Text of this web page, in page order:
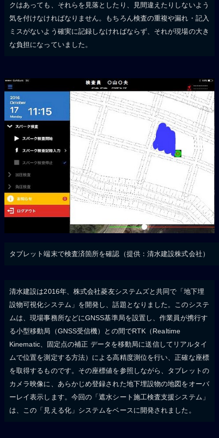
クはあっても、それらを見落としたり、見間違えたりしないよう
気を付けなければなりません。もちろん検査の重複や漏れ・記入
ミスがないよう確実に記録しなければならず、それが現場の大き
な負担になっていました。
タブレット端末で検査済箇所を確認（提供：清水建設株式会社）
清水建設は2016年、株式会社菱友システムズと共同で「地下埋
設物可視化システム」を開発し、話題となりました。このシステ
ムは、現場事務所などにGNSS基準局を設置し、作業員が携行す
る小型移動局（GNSS受信機）との間でRTK（Realtime
Kinematic、固定点の補正 データを移動局に送信してリアルタイ
ムで位置を測定する方法）による高精度測位を行い、正確な座標
を取得するものです。その座標値を参照しながら、タブレットの
カメラ映像に、あらかじめ登録された地下埋設物の地図をオーバ
ーレイ表示します。今回の「遮水シート施工検査支援システム」
は、この「見える化」システムをベースに開発されました。